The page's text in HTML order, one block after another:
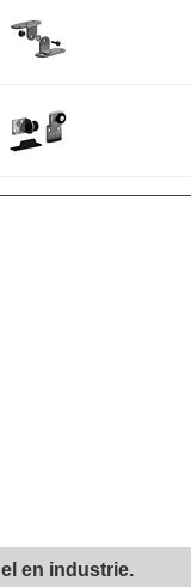
en industrie.